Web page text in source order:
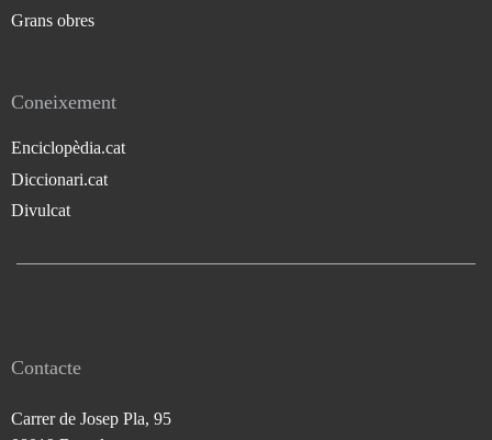
Grans obres
Coneixement
Enciclopèdia.cat
Diccionari.cat
Divulcat
Contacte
Carrer de Josep Pla, 95